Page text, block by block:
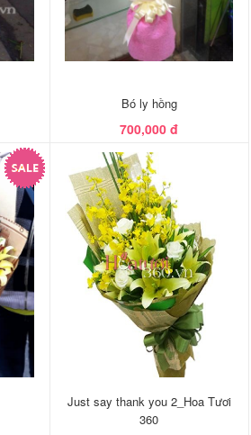
Bó ly hồng
700,000 đ
Just say thank you 2_Hoa Tươi
360